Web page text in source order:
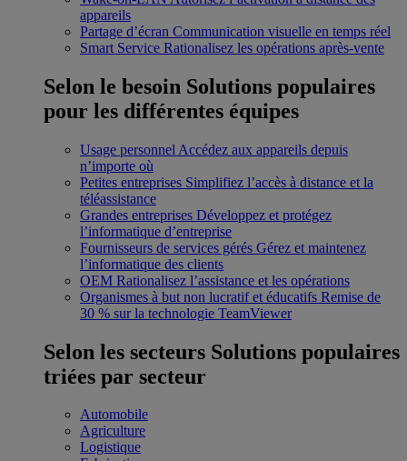
appareils
Partage d’écran Communication visuelle en temps réel
Smart Service Rationalisez les opérations après-vente
Selon le besoin Solutions populaires
pour les différentes équipes
Usage personnel Accédez aux appareils depuis
n’importe où
Petites entreprises Simplifiez l’accès à distance et la
téléassistance
Grandes entreprises Développez et protégez
l’informatique d’entreprise
Fournisseurs de services gérés Gérez et maintenez
l’informatique des clients
OEM Rationalisez l’assistance et les opérations
Organismes à but non lucratif et éducatifs Remise de
30 % sur la technologie TeamViewer
Selon les secteurs Solutions populaires
triées par secteur
Automobile
Agriculture
Logistique